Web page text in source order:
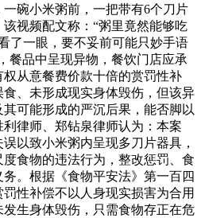
碗小米粥前，一把带有6个刀片
视频配文称：“粥里竟然能够吃
了一眼，要不妥前可能只妙手语
餐品中呈现异物，餐饮门店应承
从意餐费价款十倍的赏罚性补
、未形成现实身体毁伤，但该异
可能形成的严沉后果，能否脚以
律师、郑钻泉律师认为：本案
以致小米粥内呈现多刀片器具，
食物的违法行为，整改惩罚、食
。根据《食物平安法》第一百四
性补偿不以人身现实损害为合用
生身体毁伤，只需食物存正在危